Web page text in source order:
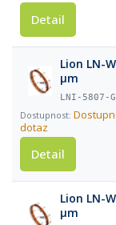
Detail
Lion LN-
µm
LNI-5807-
dotaz
Detail
Lion LN-
µm